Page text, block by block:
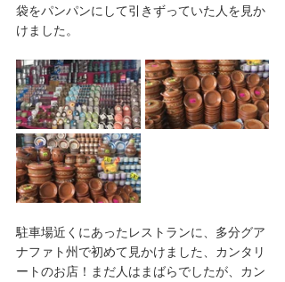
袋をパンパンにして引きずっていた人を見か
けました。
駐車場近くにあったレストランに、多分グア
ナファト州で初めて見かけました、カンタリ
ートのお店！まだ人はまばらでしたが、カン